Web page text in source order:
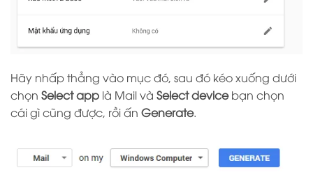
Hãy nhấp thẳng vào mục đó, sau đó kéo xuống dưới
chọn Select app là Mail và Select devicebạn chọn
cái gì cũng được, rồi ấn Generate.